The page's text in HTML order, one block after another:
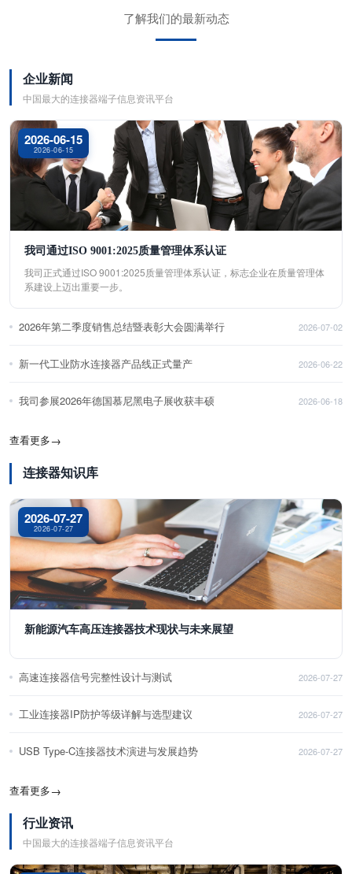
了解我们的最新动态
企业新闻
中国最大的连接器端子信息资讯平台
2026-06-15
2026-06-15
我司通过ISO 9001:2025质量管理体系认证
我司正式通过ISO 9001:2025质量管理体系认证，标志企业在质量管理体
系建设上迈出重要一步。
2026年第二季度销售总结暨表彰大会圆满举行 2026-07-02
新一代工业防水连接器产品线正式量产 2026-06-22
我司参展2026年德国慕尼黑电子展收获丰硕 2026-06-18
查看更多→
连接器知识库
2026-07-27
2026-07-27
新能源汽车高压连接器技术现状与未来展望
高速连接器信号完整性设计与测试 2026-07-27
工业连接器IP防护等级详解与选型建议 2026-07-27
USB Type-C连接器技术演进与发展趋势 2026-07-27
查看更多→
行业资讯
中国最大的连接器端子信息资讯平台